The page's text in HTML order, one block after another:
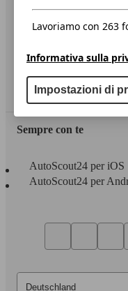
Area rivenditori
Sempre con te
AutoScout24 per iOS
AutoScout24 per
Lavoriamo con 263
Informativa sulla
Impostazioni di